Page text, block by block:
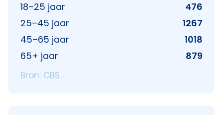
18–25 jaar
476
25–45 jaar
1267
45–65 jaar
1018
65+ jaar
879
Bron: CBS